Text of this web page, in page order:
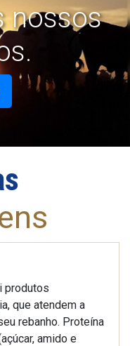
nossos
produtos
que atendem a
rebanho. Proteína
amido e